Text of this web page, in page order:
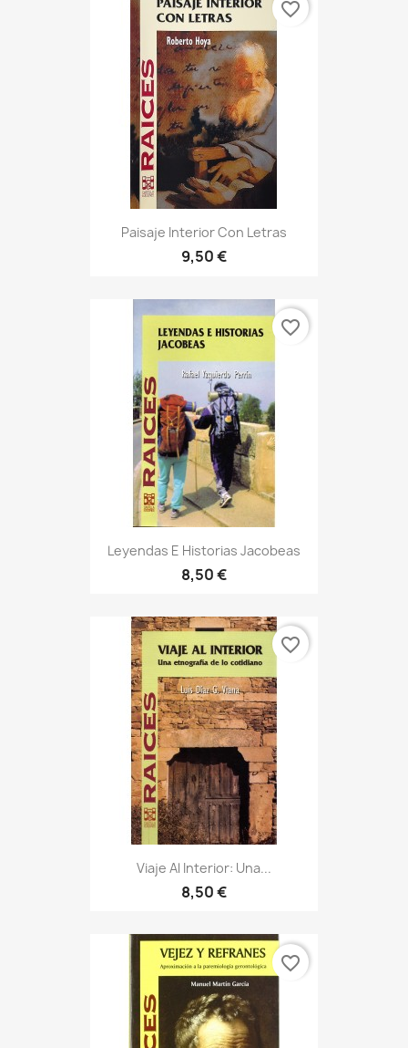
Paisaje Interior Con Letras
9,50 €
favorite_border
Leyendas E Historias Jacobeas
8,50 €
favorite_border
Viaje Al Interior: Una...
8,50 €
favorite_border
favorite_border